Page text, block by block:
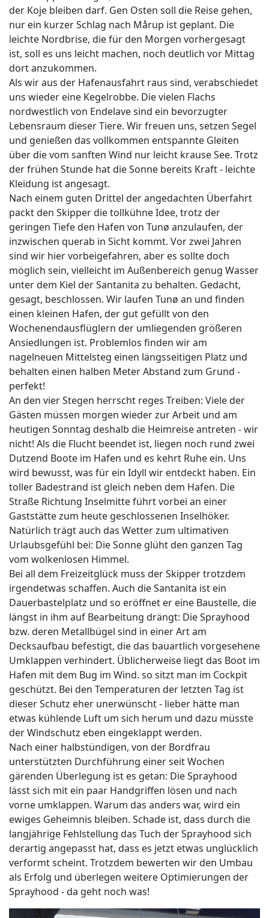
der Koje bleiben darf. Gen Osten soll die Reise gehen,
nur ein kurzer Schlag nach Mårup ist geplant. Die
leichte Nordbrise, die für den Morgen vorhergesagt
ist, soll es uns leicht machen, noch deutlich vor Mittag
dort anzukommen.
Als wir aus der Hafenausfahrt raus sind, verabschiedet
uns wieder eine Kegelrobbe. Die vielen Flachs
nordwestlich von Endelave sind ein bevorzugter
Lebensraum dieser Tiere. Wir freuen uns, setzen Segel
und genießen das vollkommen entspannte Gleiten
über die vom sanften Wind nur leicht krause See. Trotz
der frühen Stunde hat die Sonne bereits Kraft - leichte
Kleidung ist angesagt.
Nach einem guten Drittel der angedachten Überfahrt
packt den Skipper die tollkühne Idee, trotz der
geringen Tiefe den Hafen von Tunø anzulaufen, der
inzwischen querab in Sicht kommt. Vor zwei Jahren
sind wir hier vorbeigefahren, aber es sollte doch
möglich sein, vielleicht im Außenbereich genug Wasser
unter dem Kiel der Santanita zu behalten. Gedacht,
gesagt, beschlossen. Wir laufen Tunø an und finden
einen kleinen Hafen, der gut gefüllt von den
Wochenendausflüglern der umliegenden größeren
Ansiedlungen ist. Problemlos finden wir am
nagelneuen Mittelsteg einen längsseitigen Platz und
behalten einen halben Meter Abstand zum Grund -
perfekt!
An den vier Stegen herrscht reges Treiben: Viele der
Gästen müssen morgen wieder zur Arbeit und am
heutigen Sonntag deshalb die Heimreise antreten - wir
nicht! Als die Flucht beendet ist, liegen noch rund zwei
Dutzend Boote im Hafen und es kehrt Ruhe ein. Uns
wird bewusst, was für ein Idyll wir entdeckt haben. Ein
toller Badestrand ist gleich neben dem Hafen. Die
Straße Richtung Inselmitte führt vorbei an einer
Gaststätte zum heute geschlossenen Inselhöker.
Natürlich trägt auch das Wetter zum ultimativen
Urlaubsgefühl bei: Die Sonne glüht den ganzen Tag
vom wolkenlosen Himmel.
Bei all dem Freizeitglück muss der Skipper trotzdem
irgendetwas schaffen. Auch die Santanita ist ein
Dauerbastelplatz und so eröffnet er eine Baustelle, die
längst in ihm auf Bearbeitung drängt: Die Sprayhood
bzw. deren Metallbügel sind in einer Art am
Decksaufbau befestigt, die das bauartlich vorgesehene
Umklappen verhindert. Üblicherweise liegt das Boot im
Hafen mit dem Bug im Wind. so sitzt man im Cockpit
geschützt. Bei den Temperaturen der letzten Tag ist
dieser Schutz eher unerwünscht - lieber hätte man
etwas kühlende Luft um sich herum und dazu müsste
der Windschutz eben eingeklappt werden.
Nach einer halbstündigen, von der Bordfrau
unterstützten Durchführung einer seit Wochen
gärenden Überlegung ist es getan: Die Sprayhood
lässt sich mit ein paar Handgriffen lösen und nach
vorne umklappen. Warum das anders war, wird ein
ewiges Geheimnis bleiben. Schade ist, dass durch die
langjährige Fehlstellung das Tuch der Sprayhood sich
derartig angepasst hat, dass es jetzt etwas unglücklich
verformt scheint. Trotzdem bewerten wir den Umbau
als Erfolg und überlegen weitere Optimierungen der
Sprayhood - da geht noch was!